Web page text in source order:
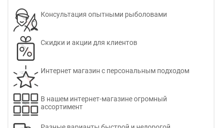
Консультация опытными рыболовами
Скидки и акции для клиентов
Интернет магазин с персональным подходом
В нашем интернет-магазине огромный
ассортимент